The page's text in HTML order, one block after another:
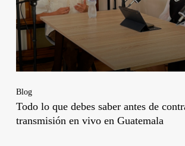
Blog
Todo lo que debes saber antes de
transmisión en vivo en Guatemala